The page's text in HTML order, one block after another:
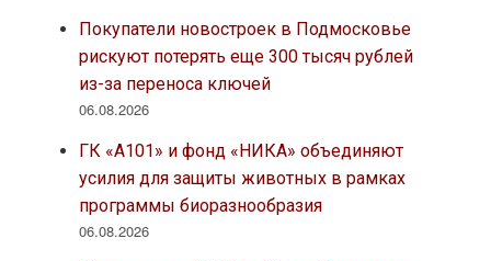
Покупатели новостроек в Подмосковье
рискуют потерять еще 300 тысяч рублей
из-за переноса ключей
06.08.2026
ГК «А101» и фонд «НИКА» объединяют
усилия для защиты животных в рамках
программы биоразнообразия
06.08.2026